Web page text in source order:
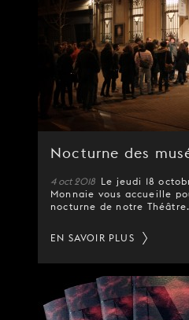
Nocturne des
4 oct 2018 Le jeudi 18
Monnaie vous accueille
nocturne de notre Théâtre.
EN SAVOIR PLUS